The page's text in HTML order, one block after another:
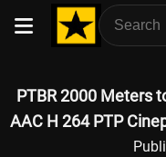
PTBR 2000 Meters
AAC H 264 PTP